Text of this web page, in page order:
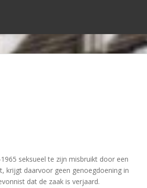
seksueel te zijn misbruikt door een
krijgt daarvoor geen genoegdoening in
dat de zaak is verjaard.